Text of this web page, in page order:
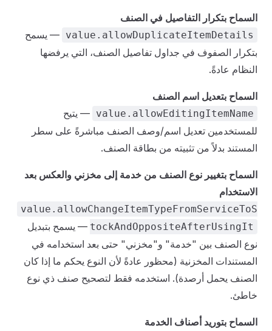
السماح بتكرار التفاصيل في الصنف
value.allowDuplicateItemDetails — يسمح
بتكرار الصفوف في جداول تفاصيل الصنف، التي يرفضها
النظام عادةً.
السماح بتعديل اسم الصنف
value.allowEditingItemName — يتيح
للمستخدمين تعديل اسم/وصف الصنف مباشرةً على سطر
المستند بدلاً من تثبيته من بطاقة الصنف.
السماح بتغيير نوع الصنف من خدمة إلى مخزني والعكس بعد
الاستخدام
value.allowChangeItemTypeFromServiceToS
tockAndOppositeAfterUsingIt — يسمح بتبديل
نوع الصنف بين "خدمة" و"مخزني" حتى بعد استخدامه في
المستندات المخزنية (محظور عادةً لأن النوع يحكم ما إذا كان
الصنف يحمل أرصدة). استخدمه فقط لتصحيح صنف ذي نوع
خاطئ.
السماح بتوريد أصناف الخدمة